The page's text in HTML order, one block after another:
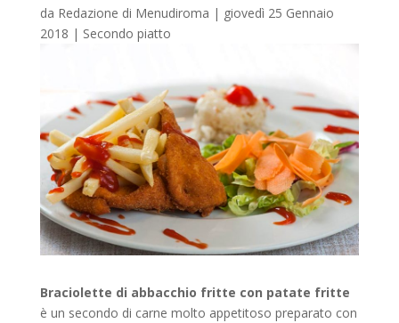
da Redazione di Menudiroma | giovedì 25 Gennaio
2018 | Secondo piatto
Braciolette di abbacchio fritte con patate fritte
è un secondo di carne molto appetitoso preparato con